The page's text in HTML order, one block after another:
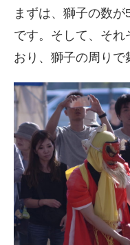
まずは、獅子の数
です。そして、そ
おり、獅子の周りで